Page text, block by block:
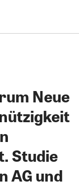
Neue
Studie
AG und